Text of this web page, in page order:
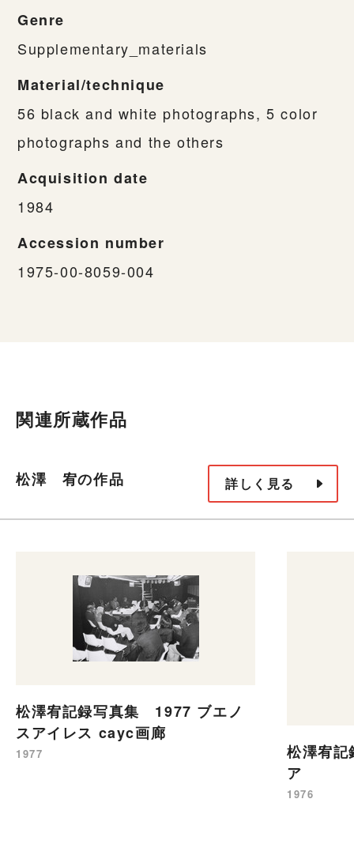
Genre
Supplementary_materials
Material/technique
56 black and white photographs, 5 color
photographs and the others
Acquisition date
1984
Accession number
1975-00-8059-004
関連所蔵作品
松澤 宥の作品 詳しく見る
松澤宥記録写真集 1977 ブエノ
スアイレス cayc画廊
1977
松澤宥
ア
1976